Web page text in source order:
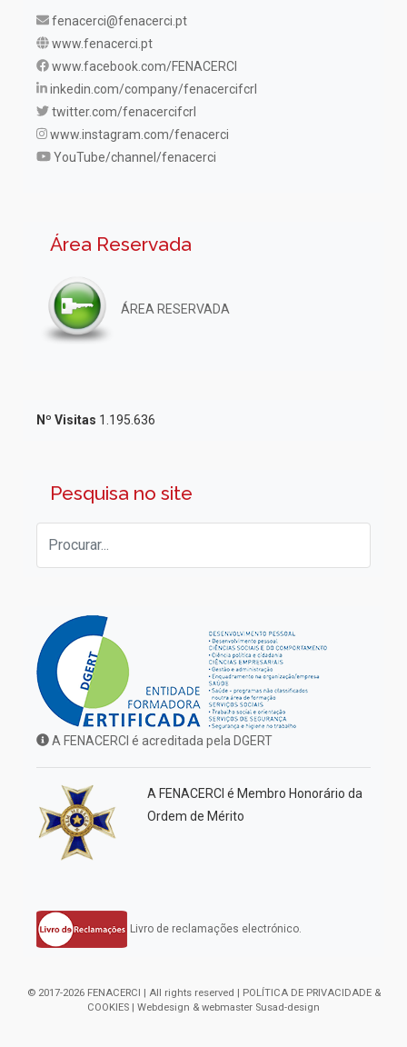
fenacerci@fenacerci.pt
www.fenacerci.pt
www.facebook.com/FENACERCI
inkedin.com/company/fenacercifcrl
twitter.com/fenacercifcrl
www.instagram.com/fenacerci
YouTube/channel/fenacerci
Área Reservada
ÁREA RESERVADA
Nº Visitas 1.195.636
Pesquisa no site
A FENACERCI é acreditada pela DGERT
A FENACERCI é Membro Honorário da
Ordem de Mérito
Livro de reclamações electrónico.
© 2017-2026 FENACERCI | All rights reserved |
POLÍTICA DE PRIVACIDADE &
COOKIES | Webdesign & webmaster Susad-design